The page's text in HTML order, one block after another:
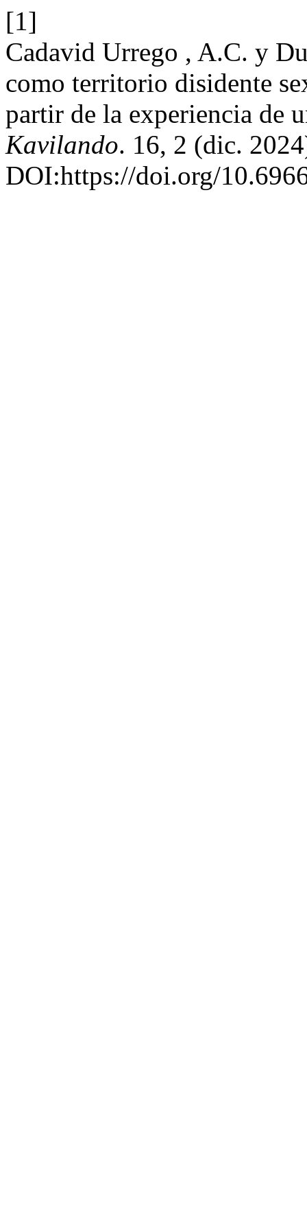
[1]
Cadavid Urrego , A.C. y
como territorio disidente
partir de la experiencia de
Kavilando. 16, 2 (dic.
DOI:https://doi.org/